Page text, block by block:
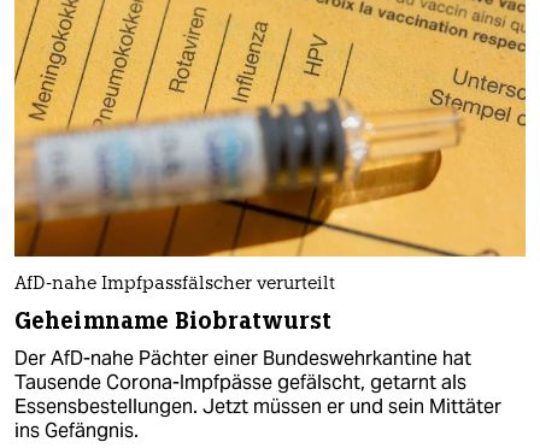
AfD-nahe Impfpassfälscher verurteilt
Geheimname Biobratwurst
Der AfD-nahe Pächter einer Bundeswehrkantine hat
Tausende Corona-Impfpässe gefälscht, getarnt als
Essensbestellungen. Jetzt müssen er und sein Mittäter
ins Gefängnis.